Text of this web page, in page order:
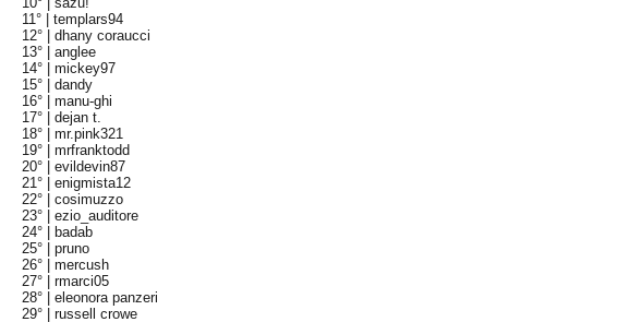
11° |templars94
12° |dhany coraucci
13° |anglee
14° |mickey97
15° |dandy
16° |manu-ghi
17° |dejan t.
18° |mr.pink321
19° |mrfranktodd
20° |evildevin87
21° |enigmista12
22° |cosimuzzo
23° |ezio_auditore
24° |
badab
25° |pruno
26° |mercush
27° |rmarci05
28° |eleonora panzeri
29° |russell crowe